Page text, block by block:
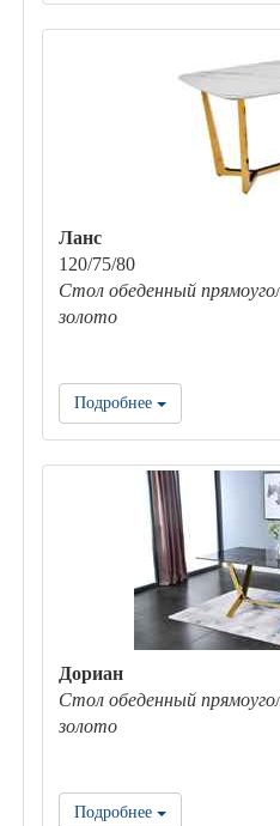
Ланс
120/75/80
Стол обеденный
золото
Подробнее
Дориан
Стол обеденный
золото
Подробнее